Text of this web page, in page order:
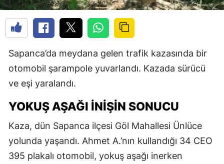
Sapanca’da meydana gelen trafik kazasında bir
otomobil şarampole yuvarlandı. Kazada sürücü
ve eşi yaralandı.
YOKUŞ AŞAĞI İNIŞIN SONUCU
Kaza, dün Sapanca ilçesi Göl Mahallesi Ünlüce
yolunda yaşandı. Ahmet A.’nın kullandığı 34 CEO
395 plakalı otomobil, yokuş aşağı inerken